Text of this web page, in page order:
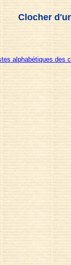
Clocher
alphabétiques des